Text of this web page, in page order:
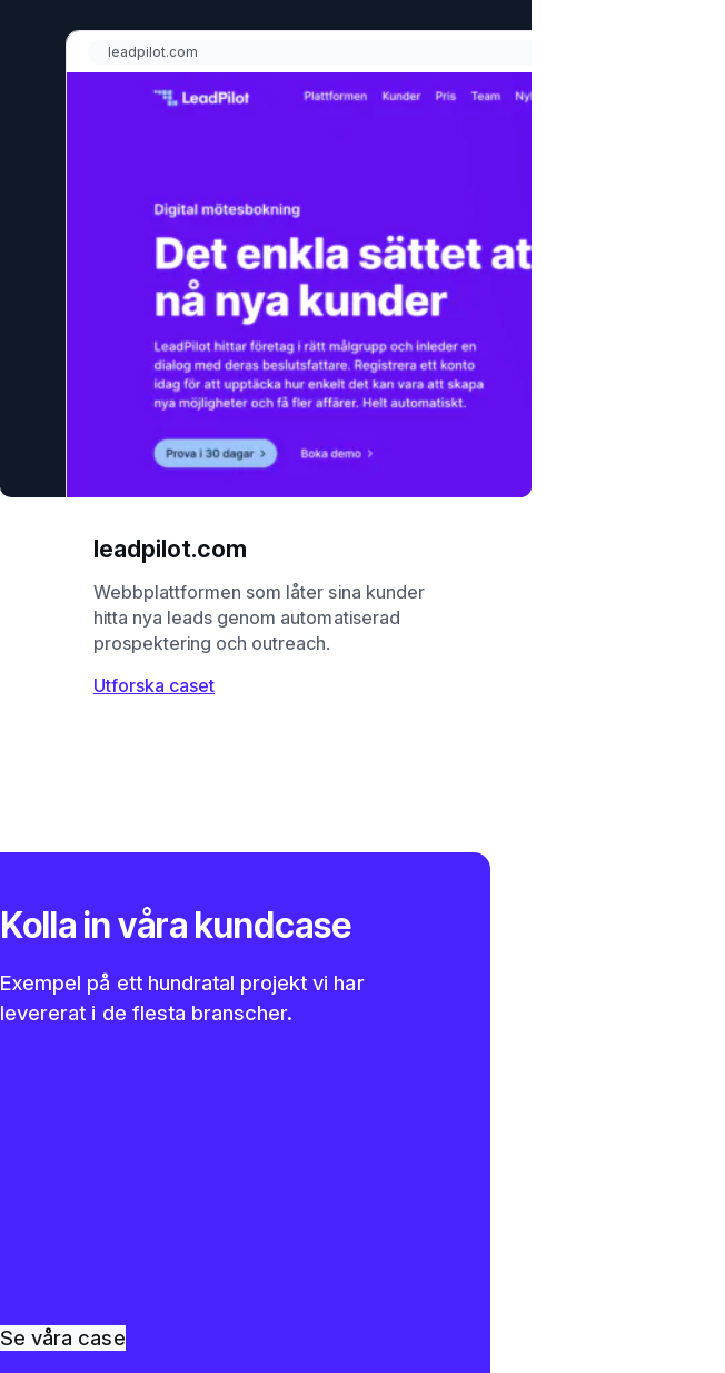
leadpilot.com
Webbplattformen som låter sina kunder
hitta nya leads genom automatiserad
prospektering och outreach.
Utforska caset
Kolla in våra kundcase
Exempel på ett hundratal projekt vi har
levererat i de flesta branscher.
Se våra case